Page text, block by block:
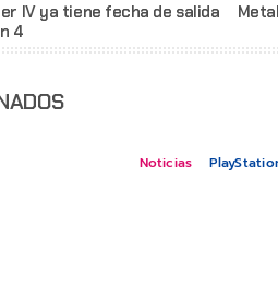
IV ya tiene fecha de salida
4
Noticias